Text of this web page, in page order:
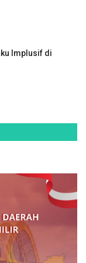
Implusif di